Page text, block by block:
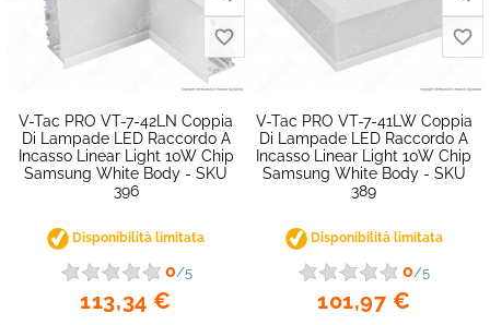
V-Tac PRO VT-7-42LN Coppia
Di Lampade LED Raccordo A
Incasso Linear Light 10W Chip
Samsung White Body - SKU
396
Disponibilità limitata
0/5
113,34 €
V-Tac PRO VT-7-41LW Coppia
Di Lampade LED Raccordo A
Incasso Linear Light 10W Chip
Samsung White Body - SKU
389
Disponibilità limitata
0/5
101,97 €